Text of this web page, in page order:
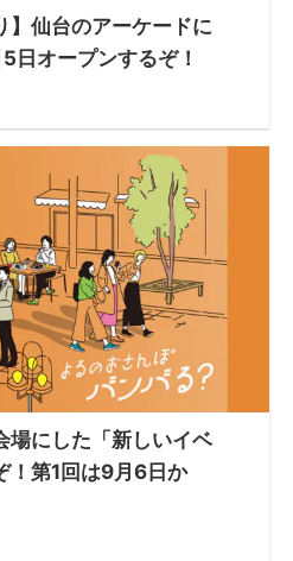
】仙台のアーケードに
日オープンするぞ！
場にした「新しいイベ
！第1回は9月6日か